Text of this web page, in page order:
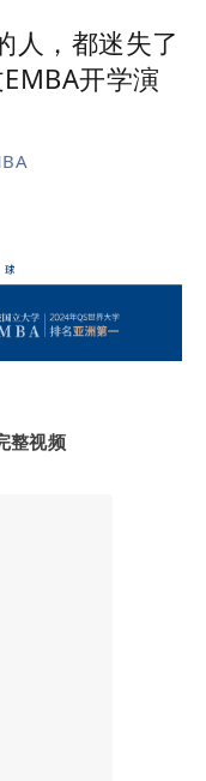
人，都迷失了
开学演
整视频